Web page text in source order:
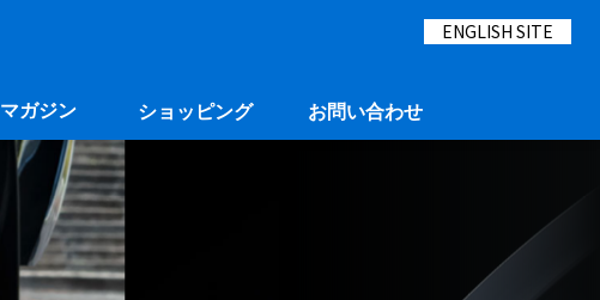
ENGLISH SITE
マガジン ショッピング お問い合わせ